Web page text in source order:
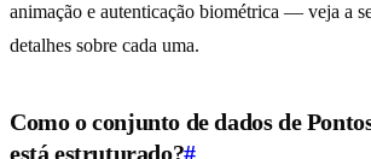
animação e autenticação biométrica — veja a
detalhes sobre cada uma.
Como o conjunto de dados de
está estruturado?#